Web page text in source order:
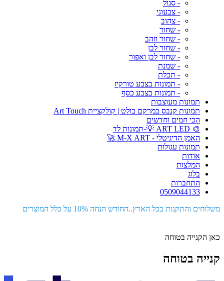
- סגול
- צבעוני
- צהוב
- שחור
- שחור וזהב
- שחור לבן
- שחור לבן ואפור
- שמנת
- תכלת
- תמונות בצבע טורקיז
- תמונות בצבע כסף
תמונות מעוצבות
תמונות קנבס במרקם בולט | קולקציית Art Touch
הכי חמים וחדשים
🎨 ART LED 💡-תמונות לד
האמן הדיגיטלי - M-X ART 🚀
תמונות עגולות
אודות
המלצות
בלוג
התחברות
0509044133
משלוחים והתקנות בכל הארץ..החודש הנחה 10% על כלל המוצרים
כאן הקנייה בטוחה
קנייה בטוחה